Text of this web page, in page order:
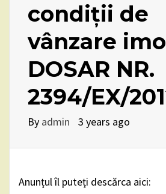
condiții de
vânzare
DOSAR NR.
2394/EX/
By admin 3 years ago
Anunțul îl puteți descărca aici: